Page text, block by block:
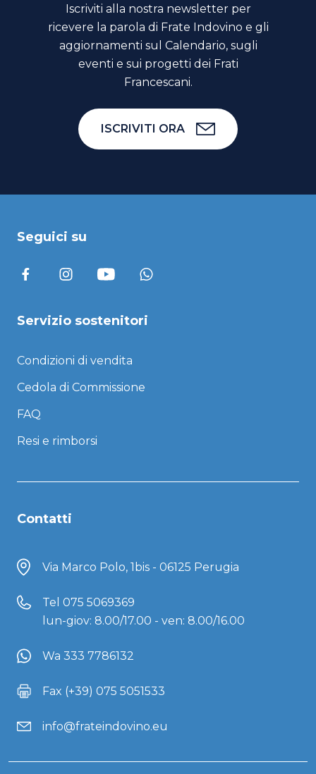
Iscriviti alla nostra newsletter per
ricevere la parola di Frate Indovino e gli
aggiornamenti sul Calendario, sugli
eventi e sui progetti dei Frati
Francescani.
ISCRIVITI ORA
Seguici su
Servizio sostenitori
Condizioni di vendita
Cedola di Commissione
FAQ
Resi e rimborsi
Contatti
Via Marco Polo, 1bis - 06125 Perugia
Tel 075 5069369
lun-giov: 8.00/17.00 - ven: 8.00/16.00
Wa 333 7786132
Fax (+39) 075 5051533
info@frateindovino.eu